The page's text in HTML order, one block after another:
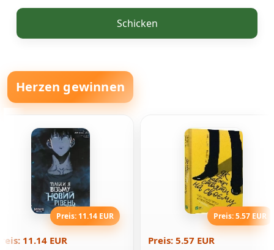
Schicken
Herzen gewinnen
Preis: 11.14 EUR
11.14 EUR
Preis: 5.57 EUR
Preis: 5.57 EUR